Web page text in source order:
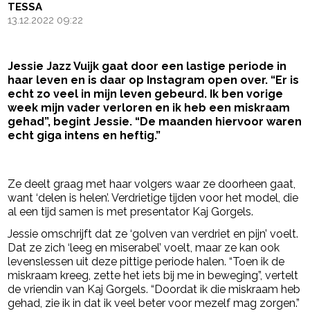
TESSA
13.12.2022 09:22
Jessie Jazz Vuijk gaat door een lastige periode in
haar leven en is daar op Instagram open over. “Er is
echt zo veel in mijn leven gebeurd. Ik ben vorige
week mijn vader verloren en ik heb een miskraam
gehad”, begint Jessie. “De maanden hiervoor waren
echt giga intens en heftig.”
Ze deelt graag met haar volgers waar ze doorheen gaat,
want ‘delen is helen’. Verdrietige tijden voor het model, die
al een tijd samen is met presentator Kaj Gorgels.
Jessie omschrijft dat ze ‘golven van verdriet en pijn’ voelt.
Dat ze zich ‘leeg en miserabel’ voelt, maar ze kan ook
levenslessen uit deze pittige periode halen. “Toen ik de
miskraam kreeg, zette het iets bij me in beweging”, vertelt
de vriendin van Kaj Gorgels. “Doordat ik die miskraam heb
gehad, zie ik in dat ik veel beter voor mezelf mag zorgen.”